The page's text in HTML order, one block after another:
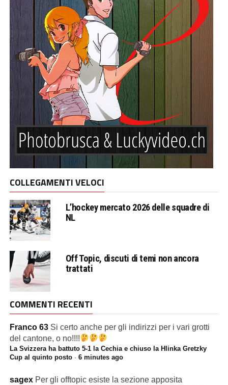
COLLEGAMENTI VELOCI
L’hockey mercato 2026 delle squadre di
NL
Off Topic, discuti di temi non ancora
trattati
COMMENTI RECENTI
Franco 63 Si certo anche per gli indirizzi per i vari grotti
del cantone, o no!!!!
La Svizzera ha battuto 5-1 la Cechia e chiuso la Hlinka Gretzky
Cup al quinto posto· 6 minutes ago
sagex Per gli offtopic esiste la sezione apposita